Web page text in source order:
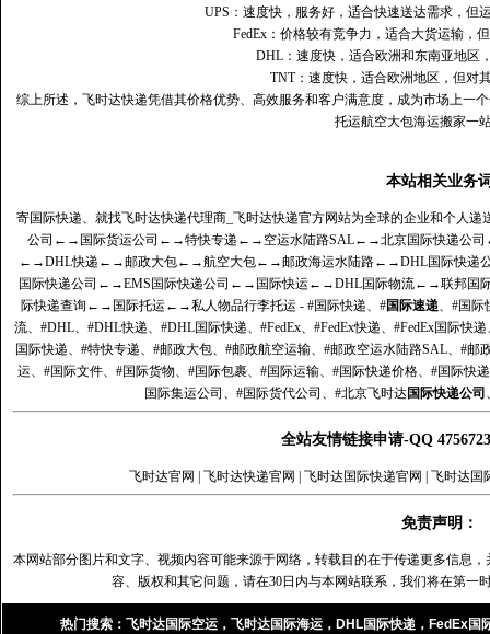
UPS：速度快，服务好，适合快速送达需求，但
FedEx：价格较有竞争力，适合大货运输，
DHL：速度快，适合欧洲和东南亚地区
TNT：速度快，适合欧洲地区，但对
综上所述，飞时达快递凭借其价格优势、高效服务和客户满意度，成为市场上一
托运航空大包海运搬家一
本站相关业务
寄国际快递、就找飞时达快递代理商_飞时达快递官方网站为全球的企业和个人递
公司 ←→ 国际货运公司 ←→特快专递 ←→ 空运水陆路SAL←→北京国际快递公司
←→DHL快递 ←→邮政大包←→航空大包←→邮政海运水陆路←→DHL国际快递
国际快递公司 ←→EMS国际快递公司 ←→ 国际快运←→DHL国际物流←→联邦国
际快递查询 ←→ 国际托运←→私人物品行李托运 - #国际快递、#国际速递、#国际
流、#DHL、#DHL快递、#DHL国际快递、#FedEx、#FedEx快递、#FedEx国际快
国际快递、#特快专递、#邮政大包、#邮政航空运输、#邮政空运水陆路SAL、#
运、#国际文件、#国际货物、#国际包裹、#国际运输、#国际快递价格、#国际快
国际集运公司、#国际货代公司、#北京飞时达国际快递公司
全站友情链接申请-QQ
飞时达官网 飞时达快递官网 飞时达国际快递官网 飞时达国
免责声明：
本网站部分图片和文字、视频内容可能来源于网络，转载目的在于传递更多信息
容、版权和其它问题，请在30日内与本网站联系，我们将在第一
热门搜索： 飞时达国际空运 ， 飞时达国际海运 ， DHL国际快递 ， FedEx国